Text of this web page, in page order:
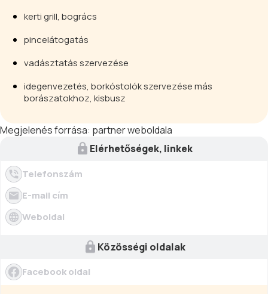
kerti grill, bogrács
pincelátogatás
vadásztatás szervezése
idegenvezetés, borkóstolók szervezése más
borászatokhoz, kisbusz
Megjelenés forrása: partner weboldala
Elérhetőségek, linkek
Telefonszám
E-mail cím
Weboldal
Közösségi oldalak
Facebook oldal